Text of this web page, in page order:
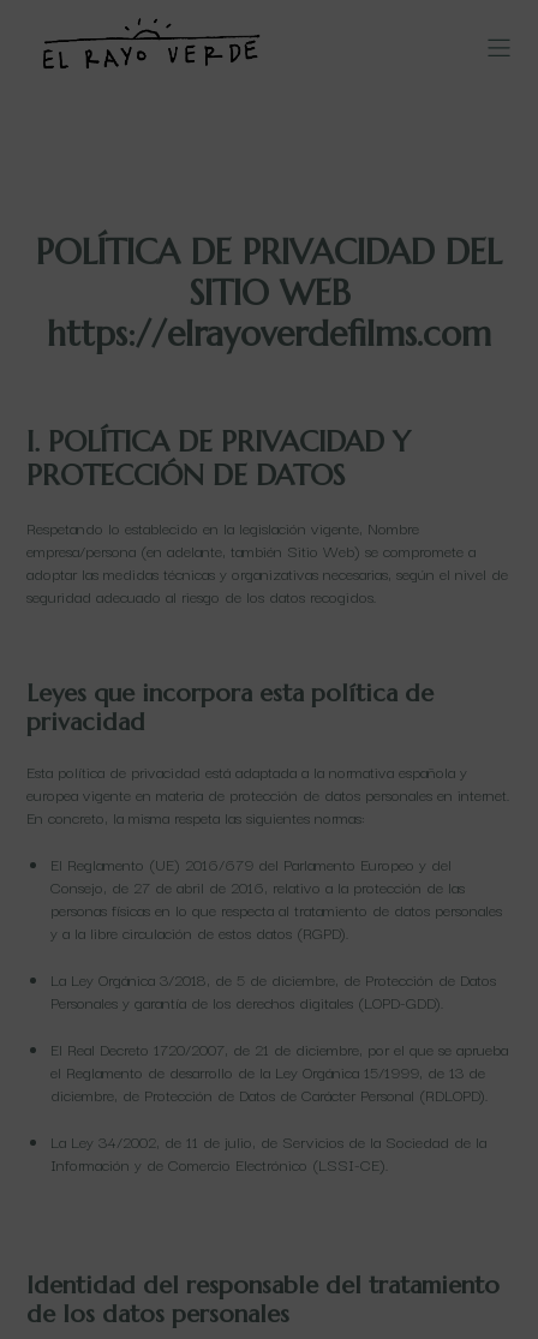
POLÍTICA DE PRIVACIDAD DEL
SITIO WEB
https://elrayoverdefilms.com
I. POLÍTICA DE PRIVACIDAD Y
PROTECCIÓN DE DATOS
Respetando lo establecido en la legislación vigente, Nombre
empresa/persona (en adelante, también Sitio Web) se compromete a
adoptar las medidas técnicas y organizativas necesarias, según el nivel de
seguridad adecuado al riesgo de los datos recogidos.
Leyes que incorpora esta política de
privacidad
Esta política de privacidad está adaptada a la normativa española y
europea vigente en materia de protección de datos personales en internet.
En concreto, la misma respeta las siguientes normas:
El Reglamento (UE) 2016/679 del Parlamento Europeo y del
Consejo, de 27 de abril de 2016, relativo a la protección de las
personas físicas en lo que respecta al tratamiento de datos personales
y a la libre circulación de estos datos (RGPD).
La Ley Orgánica 3/2018, de 5 de diciembre, de Protección de Datos
Personales y garantía de los derechos digitales (LOPD-GDD).
El Real Decreto 1720/2007, de 21 de diciembre, por el que se aprueba
el Reglamento de desarrollo de la Ley Orgánica 15/1999, de 13 de
diciembre, de Protección de Datos de Carácter Personal (RDLOPD).
La Ley 34/2002, de 11 de julio, de Servicios de la Sociedad de la
Información y de Comercio Electrónico (LSSI-CE).
Identidad del responsable del tratamiento
de los datos personales